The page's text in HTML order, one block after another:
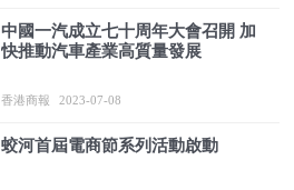
中國一汽成立七十周年大會召開 加
快推動汽車產業高質量發展
香港商報 2023-07-08
蛟河首屆電商節系列活動啟動